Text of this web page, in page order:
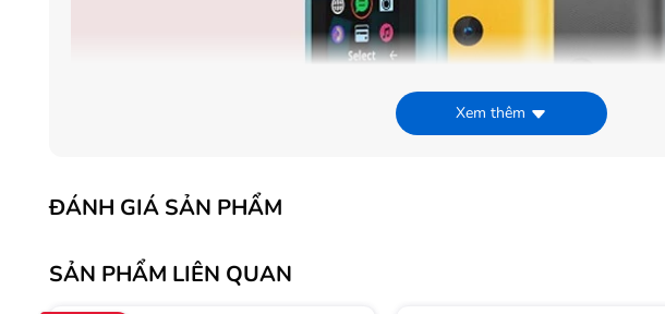
Xem thêm
ĐÁNH GIÁ SẢN PHẨM
SẢN PHẨM LIÊN QUAN